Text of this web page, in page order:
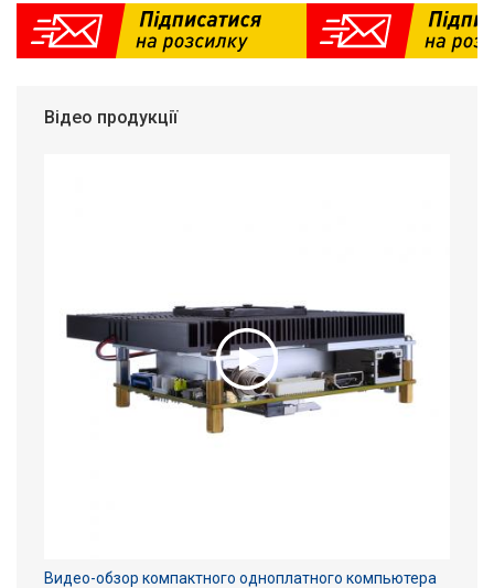
Відео продукції
Видео-обзор компактного одноплатного компьютера